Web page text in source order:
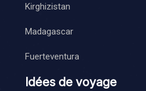
Kirghizistan
Madagascar
Fuerteventura
Idées de voyage